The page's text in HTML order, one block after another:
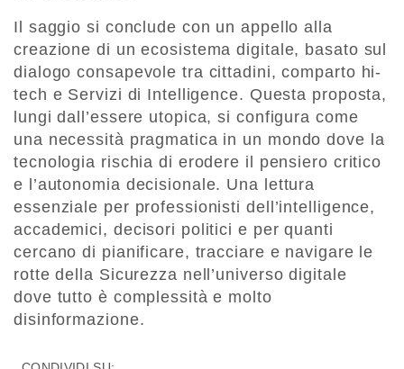
Il saggio si conclude con un appello alla
creazione di un ecosistema digitale, basato sul
dialogo consapevole tra cittadini, comparto hi-
tech e Servizi di Intelligence. Questa proposta,
lungi dall’essere utopica, si configura come
una necessità pragmatica in un mondo dove la
tecnologia rischia di erodere il pensiero critico
e l’autonomia decisionale. Una lettura
essenziale per professionisti dell’intelligence,
accademici, decisori politici e per quanti
cercano di pianificare, tracciare e navigare le
rotte della Sicurezza nell’universo digitale
dove tutto è complessità e molto
disinformazione.